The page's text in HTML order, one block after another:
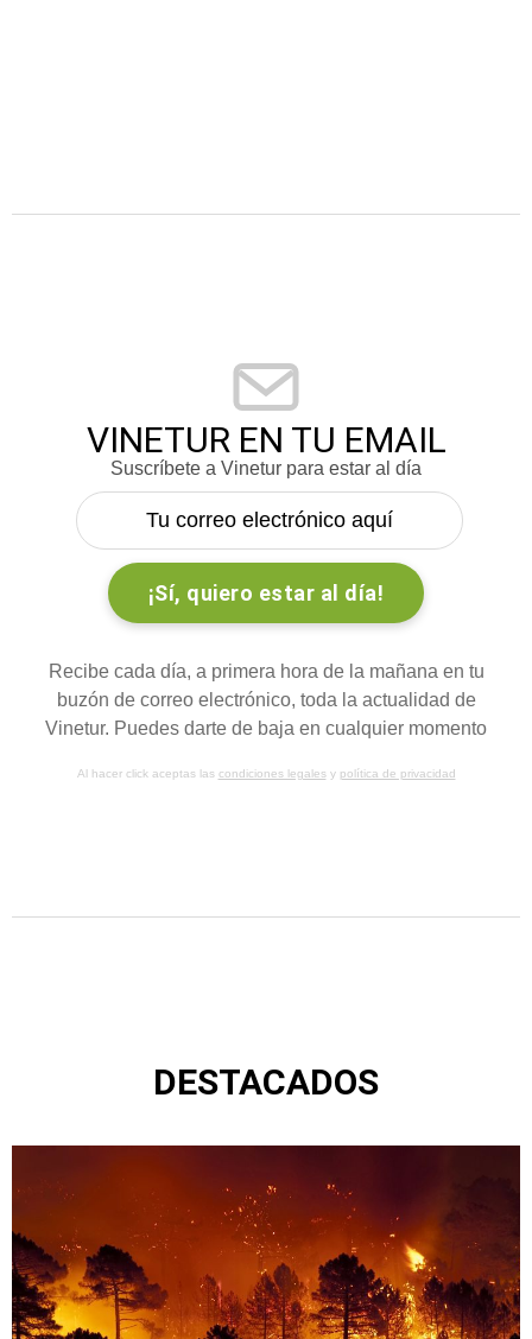
VINETUR EN TU EMAIL
Suscríbete a Vinetur para estar al día
Recibe cada día, a primera hora de la mañana en tu
buzón de correo electrónico, toda la actualidad de
Vinetur. Puedes darte de baja en cualquier momento
Al hacer click aceptas las condiciones legalesy política de privacidad
DESTACADOS